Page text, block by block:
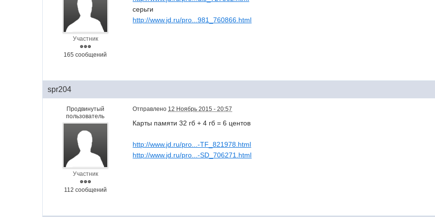
Участник
165 сообщений
серьги
http://www.jd.ru/pro...981_760866.html
spr204
Продвинутый
пользователь
Участник
112 сообщений
Отправлено 12 Ноябрь 2015 - 20:57
Карты памяти 32 гб + 4 гб = 6 центов
http://www.jd.ru/pro...-TF_821978.html
http://www.jd.ru/pro...-SD_706271.html